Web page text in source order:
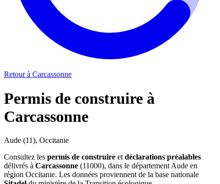
Retour à Carcassonne
Permis de construire à
Carcassonne
Aude (11), Occitanie
Consultez les permis de construire et déclarations préalables
délivrés à Carcassonne (11000), dans le département Aude en
région Occitanie. Les données proviennent de la base nationale